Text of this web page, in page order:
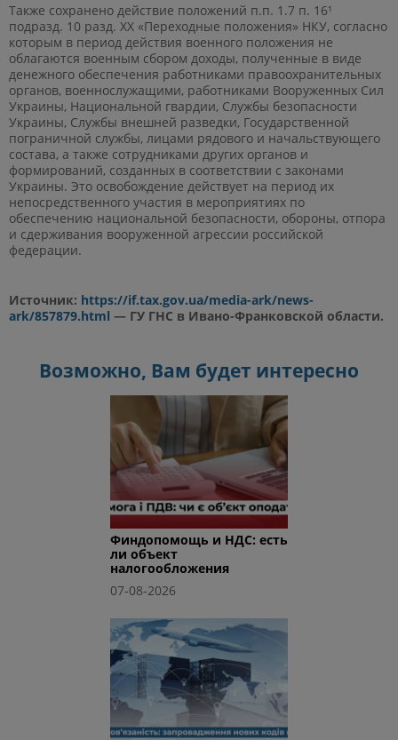
Также сохранено действие положений п.п. 1.7 п. 16¹
подразд. 10 разд. XX «Переходные положения» НКУ, согласно
которым в период действия военного положения не
облагаются военным сбором доходы, полученные в виде
денежного обеспечения работниками правоохранительных
органов, военнослужащими, работниками Вооруженных Сил
Украины, Национальной гвардии, Службы безопасности
Украины, Службы внешней разведки, Государственной
пограничной службы, лицами рядового и начальствующего
состава, а также сотрудниками других органов и
формирований, созданных в соответствии с законами
Украины. Это освобождение действует на период их
непосредственного участия в мероприятиях по
обеспечению национальной безопасности, обороны, отпора
и сдерживания вооруженной агрессии российской
федерации.
Источник: https://if.tax.gov.ua/media-ark/news-
ark/857879.html — ГУ ГНС в Ивано-Франковской области.
Возможно, Вам будет интересно
Финдопомощь и НДС: есть
ли объект
налогообложения
07-08-2026